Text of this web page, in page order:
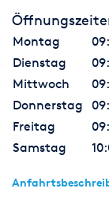
Showtec Schuko
IEC Kabel 3 Meter
Competence und
Hierzu wird
helfen, jede
Wenn Sie weitere
Montag
Dienstag
Mittwoch
Donnerstag
Freitag
Samstag